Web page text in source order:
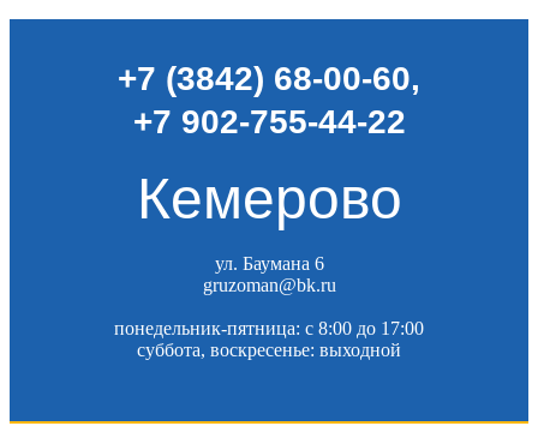
+7 (3842) 68-00-60,
+7 902-755-44-22
Кемерово
ул. Баумана 6
gruzoman@bk.ru
понедельник-пятница: c 8:00 до 17:00
суббота, воскресенье: выходной